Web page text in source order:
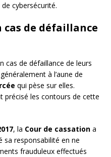
cybersécurité.
de défaillance
cas de défaillance de leurs
à l’aune de
qui pèse sur elles.
précisé les contours de cette
, la Cour de cassation a
sa responsabilité en ne
frauduleux effectués